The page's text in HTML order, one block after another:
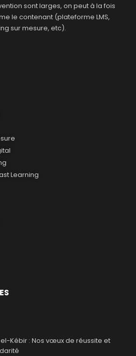
sont larges, on peut à la fois
le contenant (plateforme LMS,
sur mesure, etc).
Learning
Kébir : Nos vœux de réussite et